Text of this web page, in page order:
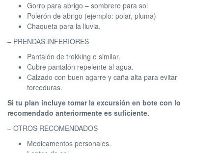
Gorro para abrigo – sombrero para sol
Polerón de abrigo (ejemplo: polar, pluma)
Chaqueta para la lluvia.
– PRENDAS INFERIORES
Pantalón de trekking o similar.
Cubre pantalón repelente al agua.
Calzado con buen agarre y caña alta para evitar
torceduras.
Si tu plan incluye tomar la excursión en bote con lo
recomendado anteriormente es suficiente.
– OTROS RECOMENDADOS
Medicamentos personales.